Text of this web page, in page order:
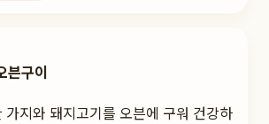
븐구이
가지와 돼지고기를 오븐에 구워 건강하